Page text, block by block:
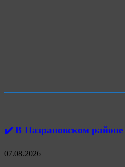
✔️ В Назрановском
07.08.2026